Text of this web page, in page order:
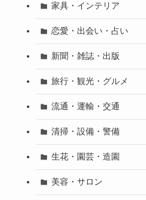
家具・インテリア
恋愛・出会い・占い
新聞・雑誌・出版
旅行・観光・グルメ
流通・運輸・交通
清掃・設備・警備
生花・園芸・造園
美容・サロン